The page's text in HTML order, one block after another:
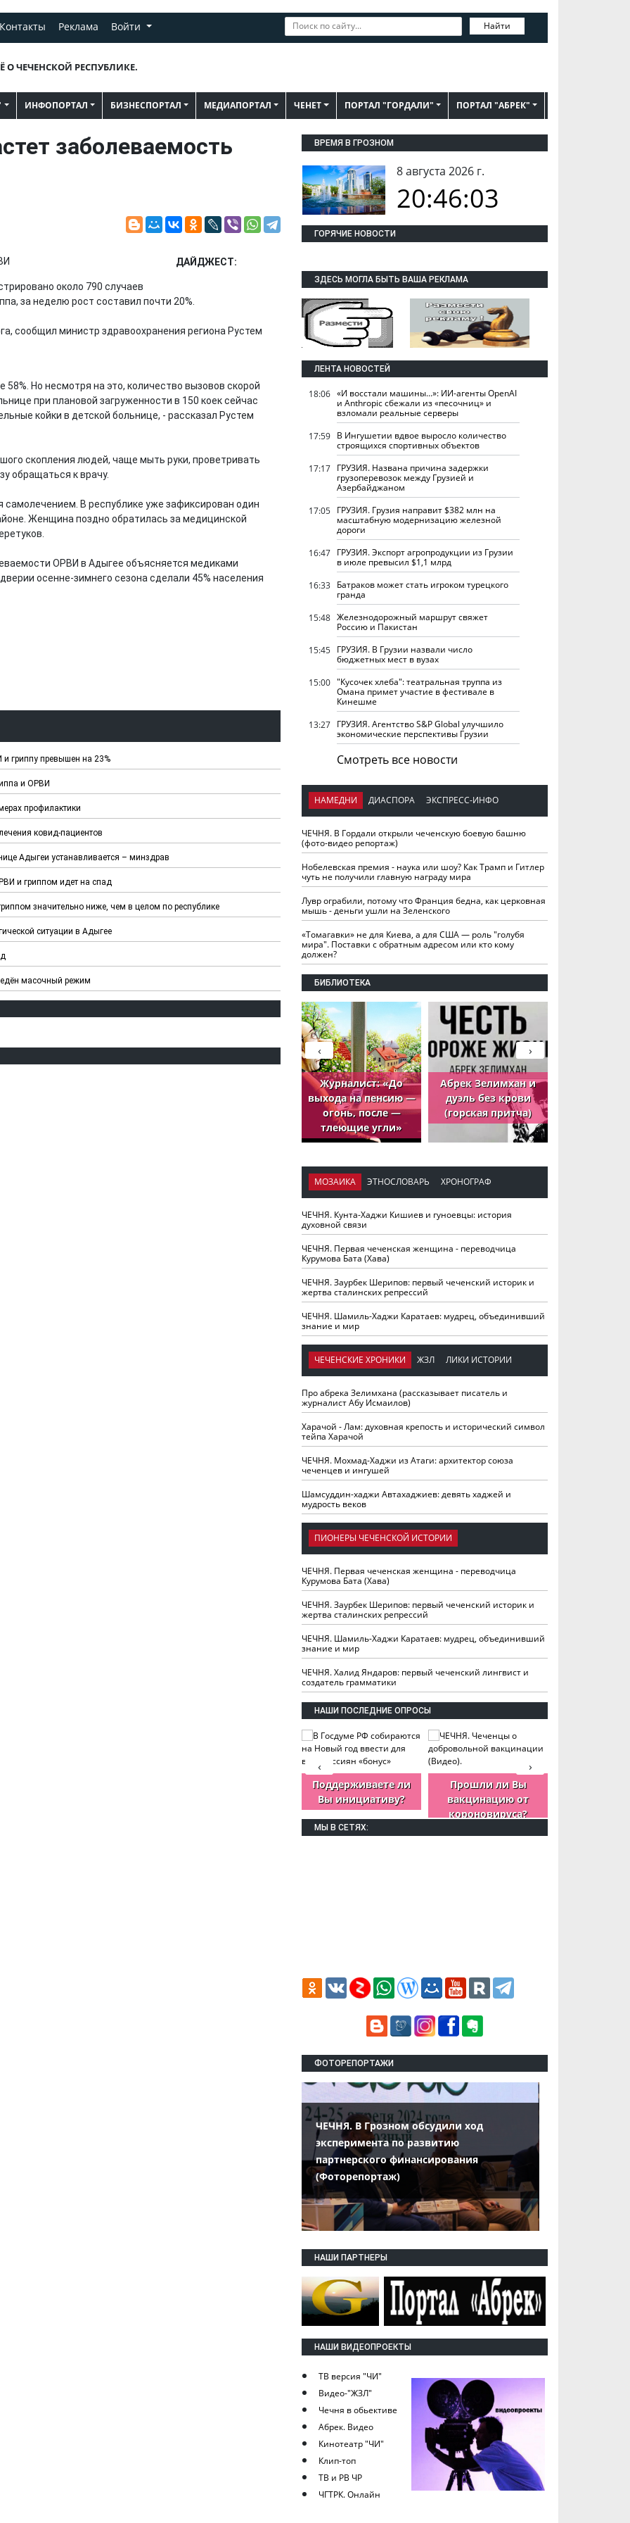
Контакты Реклама Войти Найти
О ЧЕЧЕНСКОЙ РЕСПУБЛИКЕ.
ИНФОПОРТАЛ БИЗНЕСПОРТАЛ МЕДИАПОРТАЛ ЧЕНЕТ ПОРТАЛ "ГОРДАЛИ" ПОРТАЛ "АБРЕК"
заболеваемость
ДАЙДЖЕСТ:
около 790 случаев
за неделю рост составил почти 20%.
сообщил министр здравоохранения региона Рустем
Но несмотря на это, количество вызовов скорой
при плановой загруженности в 150 коек сейчас
койки в детской больнице, - рассказал Рустем
скопления людей, чаще мыть руки, проветривать
обращаться к врачу.
В республике уже зафиксирован один
Женщина поздно обратилась за медицинской
ОРВИ в Адыгее объясняется медиками
осенне-зимнего сезона сделали 45% населения
и гриппу превышен на 23%
и ОРВИ
профилактики
ковид-пациентов
Адыгеи устанавливается – минздрав
и гриппом идет на спад
значительно ниже, чем в целом по республике
ситуации в Адыгее
масочный режим
ВРЕМЯ В ГРОЗНОМ
8 августа 2026 г.
20:46:04
ГОРЯЧИЕ НОВОСТИ
ЗДЕСЬ МОГЛА БЫТЬ ВАША РЕКЛАМА
ЛЕНТА НОВОСТЕЙ
18:06 «И восстали машины...»: ИИ-агенты OpenAI
и Anthropic сбежали из «песочниц» и
взломали реальные серверы
17:59 В Ингушетии вдвое выросло количество
строящихся спортивных объектов
17:17 ГРУЗИЯ. Названа причина задержки
грузоперевозок между Грузией и
Азербайджаном
17:05 ГРУЗИЯ. Грузия направит $382 млн на
масштабную модернизацию железной
дороги
16:47 ГРУЗИЯ. Экспорт агропродукции из Грузии
в июле превысил $1,1 млрд
16:33 Батраков может стать игроком турецкого
гранда
15:48 Железнодорожный маршрут свяжет
Россию и Пакистан
15:45 ГРУЗИЯ. В Грузии назвали число
бюджетных мест в вузах
15:00 "Кусочек хлеба": театральная труппа из
Омана примет участие в фестивале в
Кинешме
13:27 ГРУЗИЯ. Агентство S&P Global улучшило
экономические перспективы Грузии
Смотреть все новости
НАМЕДНИ ДИАСПОРА ЭКСПРЕСС-ИНФО
ЧЕЧНЯ. В Гордали открыли чеченскую боевую башню
(фото-видео репортаж)
Нобелевская премия - наука или шоу? Как Трамп и Гитлер
чуть не получили главную награду мира
Лувр ограбили, потому что Франция бедна, как церковная
мышь - деньги ушли на Зеленского
«Томагавки» не для Киева, а для США — роль "голубя
мира". Поставки с обратным адресом или кто кому
должен?
БИБЛИОТЕКА
Журналист: «До
выхода на пенсию —
огонь, после —
тлеющие угли»
Абрек Зелимхан и
дуэль без крови
(горская притча)
›
‹
МОЗАИКА ЭТНОСЛОВАРЬ ХРОНОГРАФ
ЧЕЧНЯ. Кунта-Хаджи Кишиев и гуноевцы: история
духовной связи
ЧЕЧНЯ. Первая чеченская женщина - переводчица
Курумова Бата (Хава)
ЧЕЧНЯ. Заурбек Шерипов: первый чеченский историк и
жертва сталинских репрессий
ЧЕЧНЯ. Шамиль-Хаджи Каратаев: мудрец, объединивший
знание и мир
ЧЕЧЕНСКИЕ ХРОНИКИ ЖЗЛ ЛИКИ ИСТОРИИ
Про абрека Зелимхана (рассказывает писатель и
журналист Абу Исмаилов)
Харачой - Лам: духовная крепость и исторический символ
тейпа Харачой
ЧЕЧНЯ. Мохмад-Хаджи из Атаги: архитектор союза
чеченцев и ингушей
Шамсуддин-хаджи Автахаджиев: девять хаджей и
мудрость веков
ПИОНЕРЫ ЧЕЧЕНСКОЙ ИСТОРИИ
ЧЕЧНЯ. Первая чеченская женщина - переводчица
Курумова Бата (Хава)
ЧЕЧНЯ. Заурбек Шерипов: первый чеченский историк и
жертва сталинских репрессий
ЧЕЧНЯ. Шамиль-Хаджи Каратаев: мудрец, объединивший
знание и мир
ЧЕЧНЯ. Халид Яндаров: первый чеченский лингвист и
создатель грамматики
НАШИ ПОСЛЕДНИЕ ОПРОСЫ
Поддерживаете ли
Вы инициативу?
Прошли ли Вы
вакцинацию от
короновируса?
›
‹
МЫ В СЕТЯХ:
ФОТОРЕПОРТАЖИ
ЧЕЧНЯ. В Грозном обсудили ход
эксперимента по развитию
партнерского финансирования
(Фоторепортаж)
НАШИ ПАРТНЕРЫ
НАШИ ВИДЕОПРОЕКТЫ
ТВ версия "ЧИ"
Видео-"ЖЗЛ"
Чечня в обьективе
Абрек. Видео
Кинотеатр "ЧИ"
Клип-топ
ТВ и РВ ЧР
ЧГТРК. Онлайн